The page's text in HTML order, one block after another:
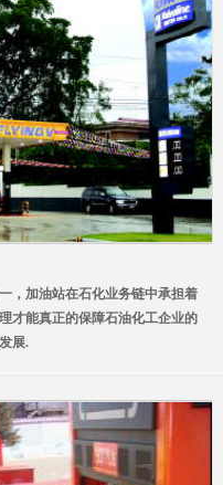
，加油站在石化业务链中承担着
才能真正的保障石油化工企业的
展.